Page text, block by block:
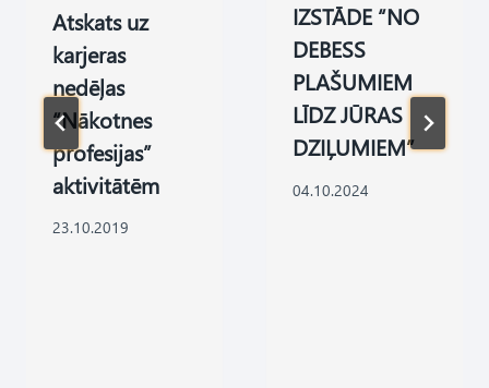
Atskats uz
karjeras
nedēļas
“Nākotnes
profesijas”
aktivitātēm
23.10.2019
IZSTĀDE “NO
DEBESS
PLAŠUMIEM
LĪDZ JŪRAS
DZIĻUMIEM”
04.10.2024